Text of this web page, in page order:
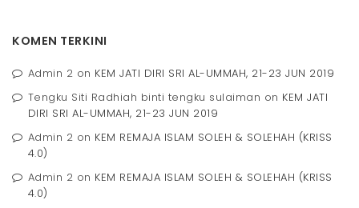
KOMEN TERKINI
Admin 2 on KEM JATI DIRI SRI AL-UMMAH, 21-23 JUN 2019
Tengku Siti Radhiah binti tengku sulaiman on KEM JATI
DIRI SRI AL-UMMAH, 21-23 JUN 2019
Admin 2 on KEM REMAJA ISLAM SOLEH & SOLEHAH (KRISS
4.0)
Admin 2 on KEM REMAJA ISLAM SOLEH & SOLEHAH (KRISS
4.0)